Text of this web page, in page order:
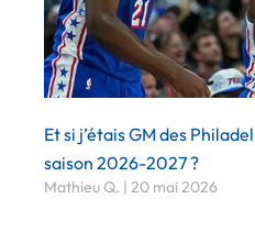
Et si j’étais GM des
saison 2026-2027 ?
Mathieu Q. 20 mai 2026